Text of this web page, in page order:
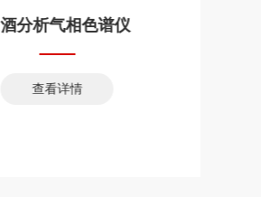
分析气相色谱仪
查看详情